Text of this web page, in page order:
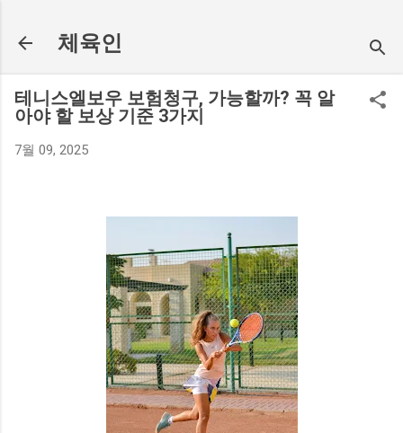
체육인
테니스엘보우 보험청구, 가능할까? 꼭 알
아야 할 보상 기준 3가지
7월 09, 2025